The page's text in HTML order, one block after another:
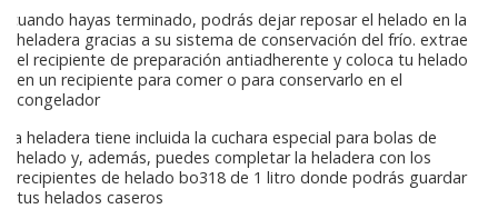
cuando hayas terminado, podrás dejar reposar el helado en la
heladera gracias a su sistema de conservación del frío. extrae
el recipiente de preparación antiadherente y coloca tu helado
en un recipiente para comer o para conservarlo en el
congelador
la heladera tiene incluida la cuchara especial para bolas de
helado y, además, puedes completar la heladera con los
recipientes de helado bo318 de 1 litro donde podrás guardar
tus helados caseros